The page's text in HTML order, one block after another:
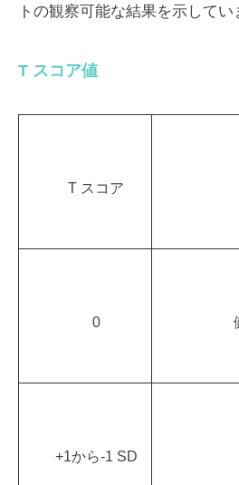
トの観察可能な結果を​​示してい
T スコア値
T スコア
0
+1から-1 SD